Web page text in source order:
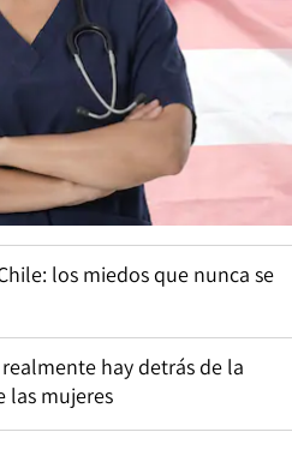
los miedos que nunca se
hay detrás de la
las mujeres